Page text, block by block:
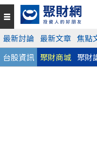
最新討論 最新文章 焦點
台股資訊 聚財商城 聚財